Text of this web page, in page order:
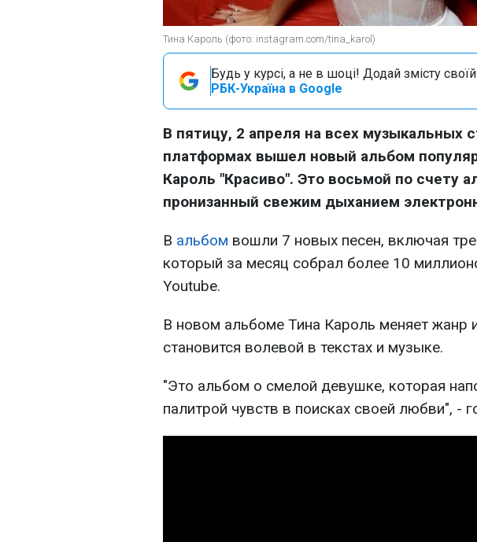
Тина Кароль (фото: instagram.com/tina_karol)
Будь у курсі, а не в шоці! Додай змісту своїй
РБК-Україна в Google
В пятицу, 2 апреля на всех музыкальных
платформах вышел новый альбом
Кароль "Красиво". Это восьмой по счету
пронизанный свежим дыханием
В альбом вошли 7 новых песен, включая
который за месяц собрал более 10
Youtube.
В новом альбоме Тина Кароль меняет жанр
становится волевой в текстах и музыке.
"Это альбом о смелой девушке, которая
палитрой чувств в поисках своей любви", -